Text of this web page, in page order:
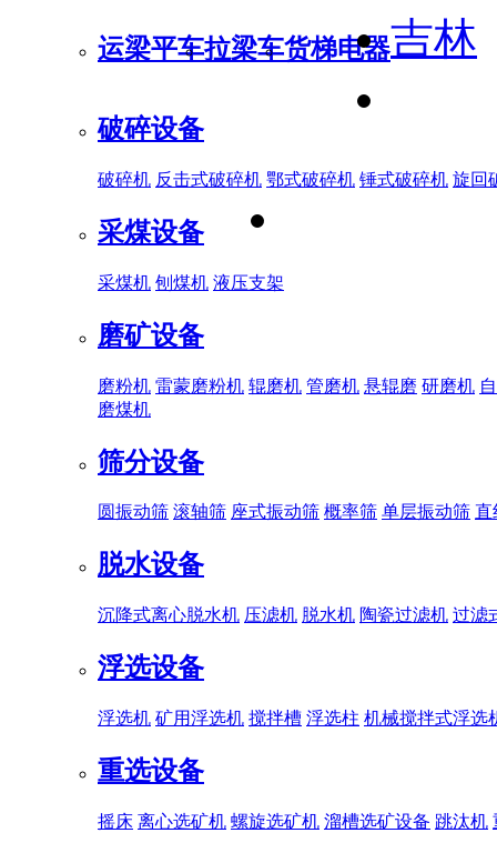
运梁平车拉梁车货梯电器
破碎设备
破碎机 反击式破碎机 鄂式破碎机 锤式破碎机 旋回
采煤设备
采煤机 刨煤机 液压支架
磨矿设备
磨粉机 雷蒙磨粉机 辊磨机 管磨机 悬辊磨 研磨机
磨煤机
筛分设备
圆振动筛 滚轴筛 座式振动筛 概率筛 单层振动筛 直
脱水设备
沉降式离心脱水机 压滤机 脱水机 陶瓷过滤机 过滤
浮选设备
浮选机 矿用浮选机 搅拌槽 浮选柱 机械搅拌式浮选
重选设备
摇床 离心选矿机 螺旋选矿机 溜槽选矿设备 跳汰机
吉林